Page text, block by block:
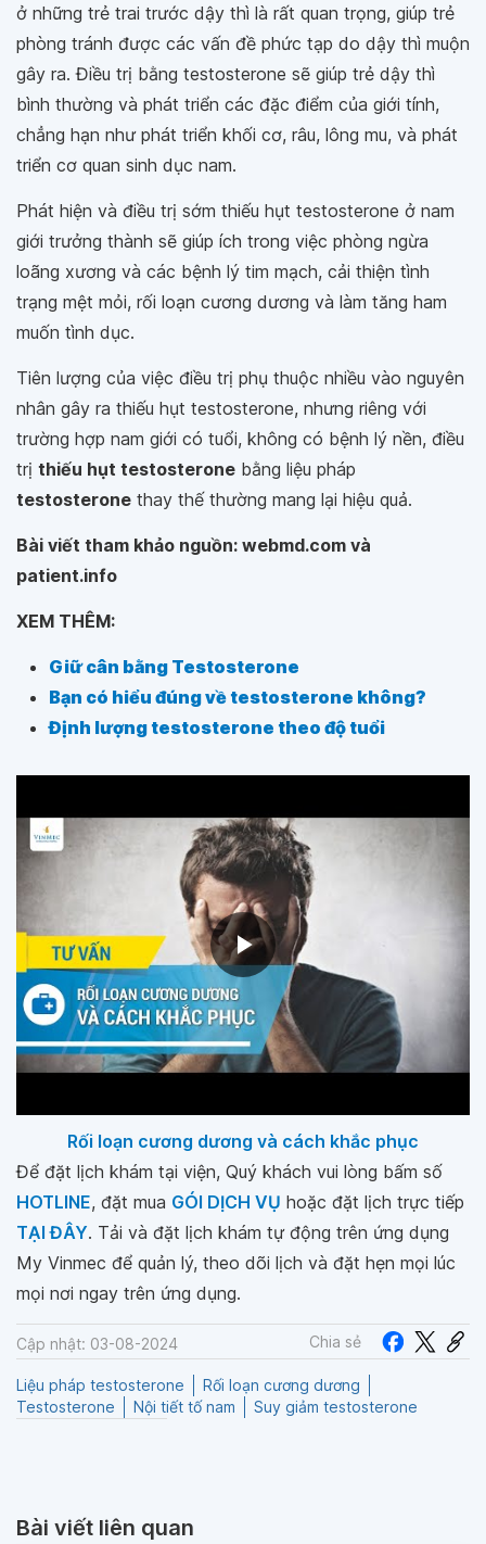
ở những trẻ trai trước dậy thì là rất quan trọng, giúp trẻ
phòng tránh được các vấn đề phức tạp do dậy thì muộn
gây ra. Điều trị bằng testosterone sẽ giúp trẻ dậy thì
bình thường và phát triển các đặc điểm của giới tính,
chẳng hạn như phát triển khối cơ, râu, lông mu, và phát
triển cơ quan sinh dục nam.
Phát hiện và điều trị sớm thiếu hụt testosterone ở nam
giới trưởng thành sẽ giúp ích trong việc phòng ngừa
loãng xương và các bệnh lý tim mạch, cải thiện tình
trạng mệt mỏi, rối loạn cương dương và làm tăng ham
muốn tình dục.
Tiên lượng của việc điều trị phụ thuộc nhiều vào nguyên
nhân gây ra thiếu hụt testosterone, nhưng riêng với
trường hợp nam giới có tuổi, không có bệnh lý nền, điều
trị thiếu hụt testosterone bằng liệu pháp
testosterone thay thế thường mang lại hiệu quả.
Bài viết tham khảo nguồn: webmd.com và
patient.info
XEM THÊM:
Giữ cân bằng Testosterone
Bạn có hiểu đúng về testosterone không?
Định lượng testosterone theo độ tuổi
Rối loạn cương dương và cách khắc phục
Để đặt lịch khám tại viện, Quý khách vui lòng bấm số
HOTLINE, đặt mua GÓI DỊCH VỤ hoặc đặt lịch trực tiếp
TẠI ĐÂY. Tải và đặt lịch khám tự động trên ứng dụng
My Vinmec để quản lý, theo dõi lịch và đặt hẹn mọi lúc
mọi nơi ngay trên ứng dụng.
Cập nhật: 03-08-2024 Chia sẻ
Liệu pháp testosterone
Rối loạn cương dương
Testosterone
Nội tiết tố nam Suy giảm testosterone
Bài viết liên quan